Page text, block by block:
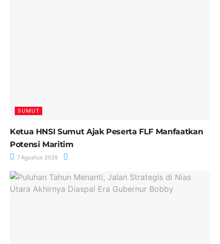
SUMUT
Ketua HNSI Sumut Ajak Peserta FLF Manfaatkan
Potensi Maritim
7 Agustus 2026